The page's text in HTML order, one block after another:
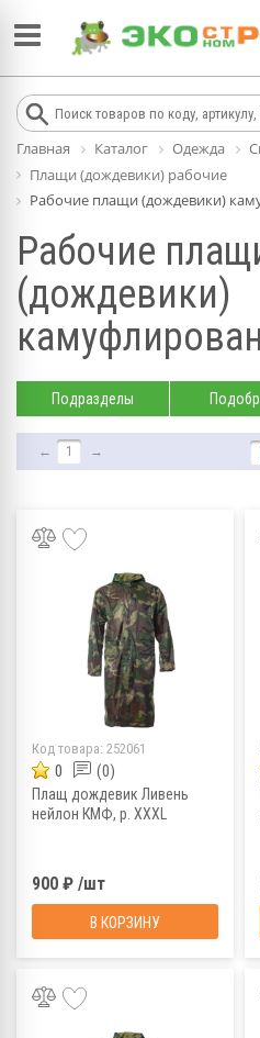
Главная Каталог Одежда
Плащи (дождевики) рабочие
Рабочие плащи (дождевики)
Рабочие
(дождевики)
Подразделы
← 1 →
Код товара: 252061
0 (0)
Плащ дождевик Ливень
нейлон КМФ, р. XXXL
900 ₽ /шт
В КОРЗИНУ